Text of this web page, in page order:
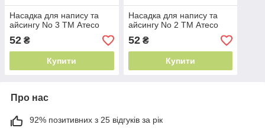
Насадка для напису та
айсингу No 3 ТМ Атесо
52 ₴
Купити
Насадка для напису та
айсингу No 2 ТМ Атесо
52₴
Купити
Про нас
92% позитивних з 25 відгуків за рік